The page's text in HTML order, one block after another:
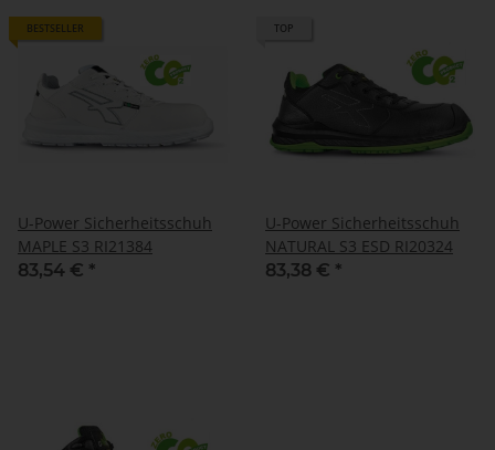
BESTSELLER
U-Power Sicherheitsschuh
MAPLE S3 RI21384
83,54 € *
TOP
U-Power Sicherheitsschuh
NATURAL S3 ESD RI20324
83,38 € *